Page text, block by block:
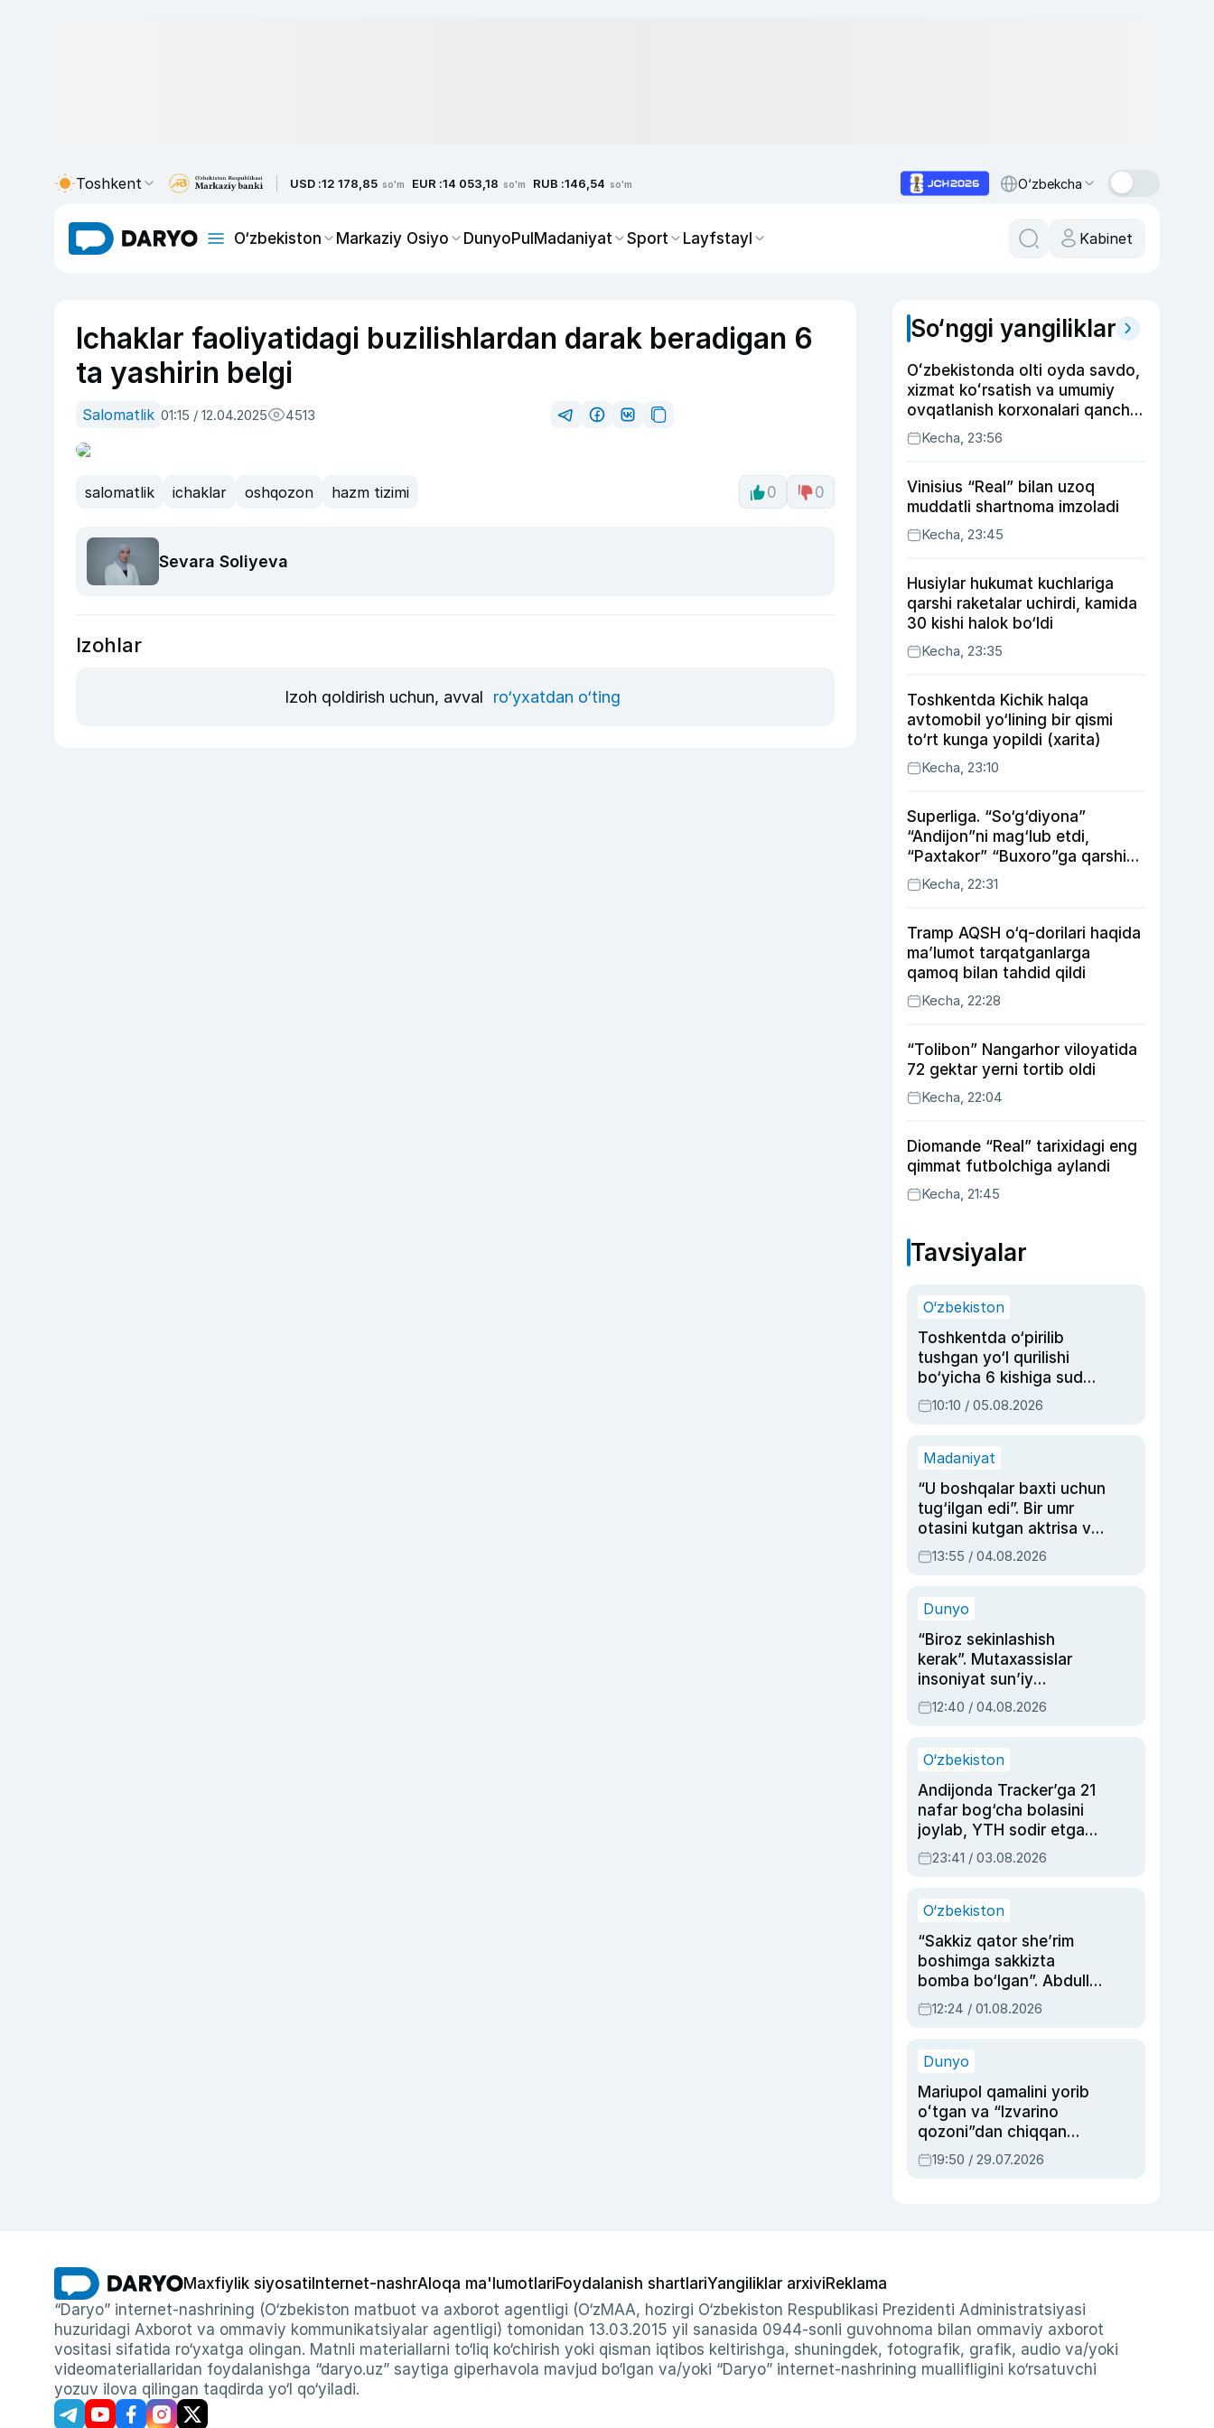
Toshkent USD :12 178,85 so'm EUR :14 053,18 so'm RUB :146,54 so'm O‘zbekcha
O‘zbekiston Markaziy Osiyo DunyoPulMadaniyat Sport Layfstayl Kabinet
Ichaklar faoliyatidagi buzilishlardan darak beradigan 6
ta yashirin belgi
Salomatlik 01:15 / 12.04.2025 4513
salomatlik ichaklar oshqozon hazm tizimi 0 0
Sevara Soliyeva
Izohlar
Izoh qoldirish uchun, avval ro‘yxatdan o‘ting
So‘nggi yangiliklar
Oʻzbekistonda olti oyda savdo,
xizmat koʻrsatish va umumiy
ovqatlanish korxonalari qancha
soliq toʻlagani ochiqlandi
Kecha, 23:56
Vinisius “Real” bilan uzoq
muddatli shartnoma imzoladi
Kecha, 23:45
Husiylar hukumat kuchlariga
qarshi raketalar uchirdi, kamida
30 kishi halok bo‘ldi
Kecha, 23:35
Toshkentda Kichik halqa
avtomobil yo‘lining bir qismi
to‘rt kunga yopildi (xarita)
Kecha, 23:10
Superliga. “So‘g‘diyona”
“Andijon”ni mag‘lub etdi,
“Paxtakor” “Buxoro”ga qarshi
bahsda g‘alabani qo‘ldan
chiqardi
Kecha, 22:31
Tramp AQSH o‘q-dorilari haqida
ma’lumot tarqatganlarga
qamoq bilan tahdid qildi
Kecha, 22:28
“Tolibon” Nangarhor viloyatida
72 gektar yerni tortib oldi
Kecha, 22:04
Diomande “Real” tarixidagi eng
qimmat futbolchiga aylandi
Kecha, 21:45
Tavsiyalar
O‘zbekiston
Toshkentda o‘pirilib
tushgan yo‘l qurilishi
bo‘yicha 6 kishiga sud
hukmi o‘qildi
10:10 / 05.08.2026
Madaniyat
“U boshqalar baxti uchun
tug‘ilgan edi”. Bir umr
otasini kutgan aktrisa va
dublyaj ustasi Rimma
Ahmedovaning
13:55 / 04.08.2026
Dunyo
“Biroz sekinlashish
kerak”. Mutaxassislar
insoniyat sun’iy
intellektni boshqara
olmay qolishidan xavotir
12:40 / 04.08.2026
O‘zbekiston
Andijonda Tracker’ga 21
nafar bog‘cha bolasini
joylab, YTH sodir etgan
ayolga sud hukmi o‘qildi
23:41 / 03.08.2026
O‘zbekiston
“Sakkiz qator she’rim
boshimga sakkizta
bomba bo‘lgan”. Abdulla
Oripovni siyosiy
ayblovlardan asrab
12:24 / 01.08.2026
Dunyo
Mariupol qamalini yorib
oʻtgan va “Izvarino
qozoni”dan chiqqan
qahramon — Ukraina
armiyasi bosh
19:50 / 29.07.2026
Maxfiylik siyosati Internet-nashrAloqa ma'lumotlariFoydalanish shartlariYangiliklar arxiviReklama
“Daryo” internet-nashrining (O‘zbekiston matbuot va axborot agentligi (O‘zMAA, hozirgi O‘zbekiston Respublikasi Prezidenti Administratsiyasi
huzuridagi Axborot va ommaviy kommunikatsiyalar agentligi) tomonidan 13.03.2015 yil sanasida 0944-sonli guvohnoma bilan ommaviy axborot
vositasi sifatida ro‘yxatga olingan. Matnli materiallarni to‘liq ko‘chirish yoki qisman iqtibos keltirishga, shuningdek, fotografik, grafik, audio va/yoki
videomateriallaridan foydalanishga “daryo.uz” saytiga giperhavola mavjud bo‘lgan va/yoki “Daryo” internet-nashrining muallifligini ko‘rsatuvchi
yozuv ilova qilingan taqdirda yo‘l qo‘yiladi.